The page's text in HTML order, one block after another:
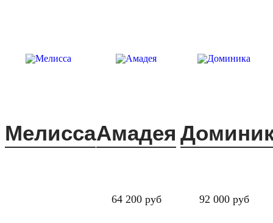
Мелисса
64 200 руб
Амадея
92 000 руб